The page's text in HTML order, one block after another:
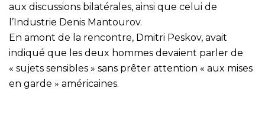
aux discussions bilatérales, ainsi que celui de
l’Industrie Denis Mantourov.
En amont de la rencontre, Dmitri Peskov, avait
indiqué que les deux hommes devaient parler de
« sujets sensibles » sans prêter attention « aux mises
en garde » américaines.